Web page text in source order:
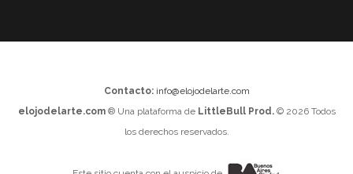
Contacto: info@elojodelarte.com
elojodelarte.com® Una plataforma de LittleBull Prod.© 2026 Todos
los derechos reservados.